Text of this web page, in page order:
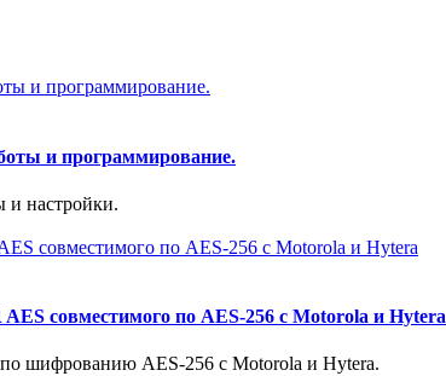
и программирование.
и настройки.
совместимого по AES-256 с Motorola и Hytera
шифрованию AES-256 с Motorola и Hytera.